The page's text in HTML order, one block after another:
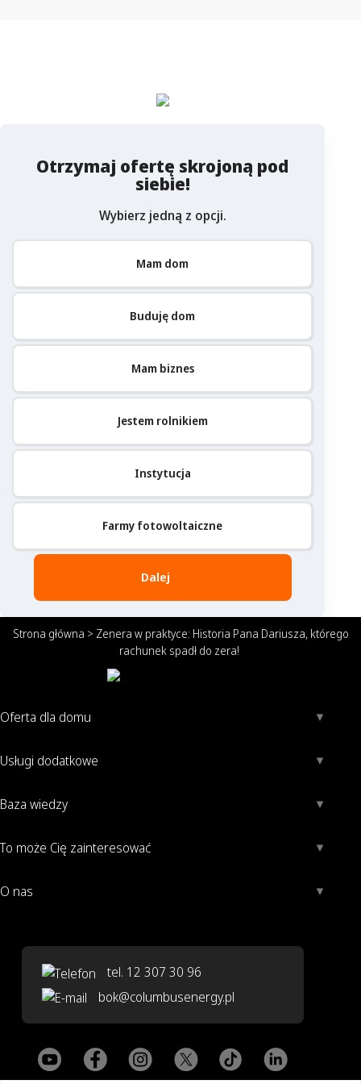
Otrzymaj ofertę skrojoną pod
siebie!
Wybierz jedną z opcji.
Mam dom
Buduję dom
Mam biznes
Jestem rolnikiem
Instytucja
Farmy fotowoltaiczne
Dalej
Strona główna > Zenera w praktyce: Historia Pana Dariusza, którego
rachunek spadł do zera!
Oferta dla domu
Usługi dodatkowe
Baza wiedzy
To może Cię zainteresować
O nas
tel. 12 307 30 96
bok@columbusenergy.pl